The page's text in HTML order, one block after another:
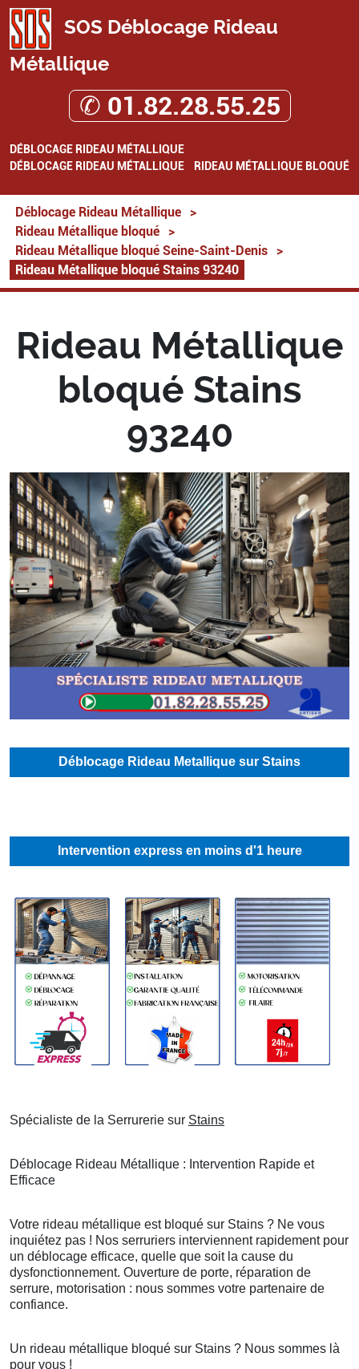
SOS Déblocage Rideau
Métallique
✆ 01.82.28.55.25
DÉBLOCAGE RIDEAU MÉTALLIQUE
DÉBLOCAGE RIDEAU MÉTALLIQUE
RIDEAU MÉTALLIQUE BLOQUÉ
Déblocage Rideau Métallique
>
Rideau Métallique bloqué
>
Rideau Métallique bloqué Seine-Saint-Denis
>
Rideau Métallique bloqué Stains 93240
Rideau Métallique
bloqué Stains
93240
Déblocage Rideau Metallique sur Stains
Intervention express en moins d'1 heure
Spécialiste de la Serrurerie sur Stains
Déblocage Rideau Métallique : Intervention Rapide et
Efficace
Votre rideau métallique est bloqué sur Stains ? Ne vous
inquiétez pas ! Nos serruriers interviennent rapidement pour
un déblocage efficace, quelle que soit la cause du
dysfonctionnement. Ouverture de porte, réparation de
serrure, motorisation : nous sommes votre partenaire de
confiance.
Un rideau métallique bloqué sur Stains ? Nous sommes là
pour vous !